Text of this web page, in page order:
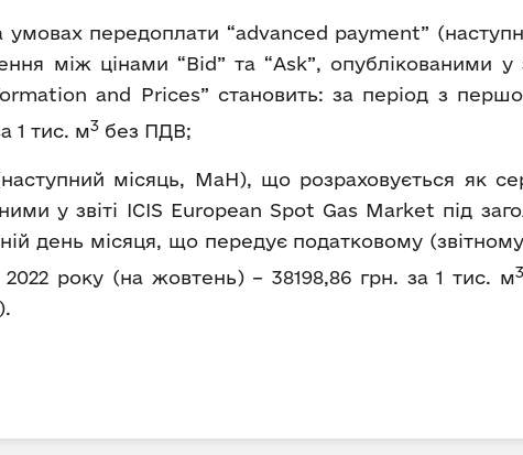
передоплати “advanced payment”
між цінами “Bid” та “Ask”, опублікованими у
and Prices” становить: за період з
1 тис. м3 без ПДВ;
місяць, MaH), що розраховується як
у звіті ICIS European Spot Gas Market під
день місяця, що передує податковому
року (на жовтень) – 38198,86 грн. за 1 тис. м3